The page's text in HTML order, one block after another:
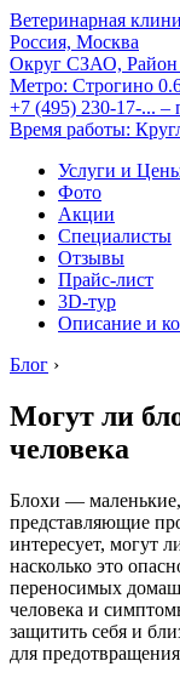
Ветеринарная
Россия, Москва
Округ СЗАО, Район
Метро: Строгино
+7 (495) 230-17-... –
Время работы:
Услуги и
Фото
Акции
Специалисты
Отзывы
Прайс-лист
3D-тур
Описание и
Блог ›
Могут ли
человека
Блохи —
представляющие
интересует, могут
насколько это
переносимых
человека и
защитить себя и
для